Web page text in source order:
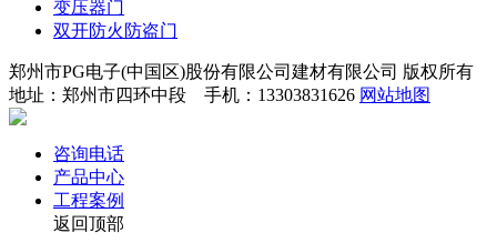
变压器门
双开防火防盗门
郑州市PG电子(中国区)股份有限公司建材有限公司 版权所有
地址：郑州市四环中段 手机：13303831626 网站地图
咨询电话
产品中心
工程案例
返回顶部